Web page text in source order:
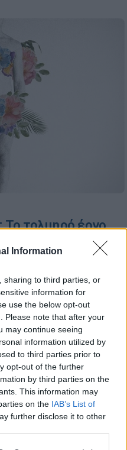
Information
sharing to third parties, or
information for
use the below opt-out
Please note that after your
may continue seeing
information utilized by
to third parties prior to
opt-out of the further
by third parties on the
This information may
on the IAB’s List of
further disclose it to other
Το τολμηρό έργο
Ρασίλντ έρχεται
έργο «Monsieur
ένα από τα πιο
(πριν ακόμη
της